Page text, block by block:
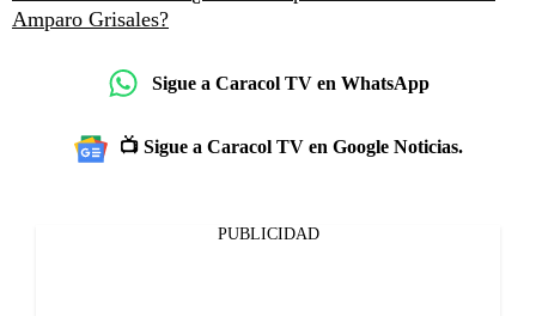
Amparo Grisales?
Sigue a Caracol TV en WhatsApp
📺 Sigue a Caracol TV en Google Noticias.
PUBLICIDAD